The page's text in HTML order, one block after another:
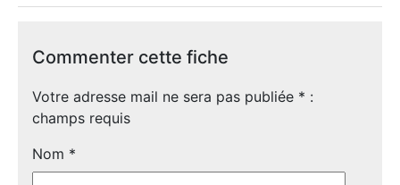
Commenter cette fiche
Votre adresse mail ne sera pas publiée * :
champs requis
Nom *